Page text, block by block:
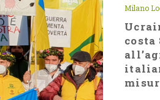
Milano